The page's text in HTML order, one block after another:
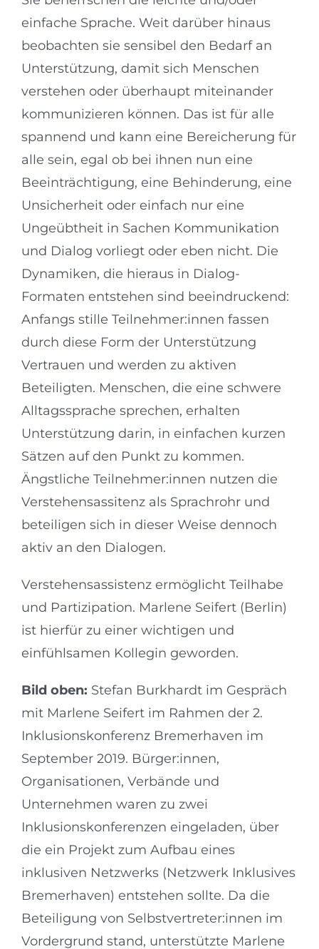
einfache Sprache. Weit darüber hinaus
beobachten sie sensibel den Bedarf an
Unterstützung, damit sich Menschen
verstehen oder überhaupt miteinander
kommunizieren können. Das ist für alle
spannend und kann eine Bereicherung für
alle sein, egal ob bei ihnen nun eine
Beeinträchtigung, eine Behinderung, eine
Unsicherheit oder einfach nur eine
Ungeübtheit in Sachen Kommunikation
und Dialog vorliegt oder eben nicht. Die
Dynamiken, die hieraus in Dialog-
Formaten entstehen sind beeindruckend:
Anfangs stille Teilnehmer:innen fassen
durch diese Form der Unterstützung
Vertrauen und werden zu aktiven
Beteiligten. Menschen, die eine schwere
Alltagssprache sprechen, erhalten
Unterstützung darin, in einfachen kurzen
Sätzen auf den Punkt zu kommen.
Ängstliche Teilnehmer:innen nutzen die
Verstehensassitenz als Sprachrohr und
beteiligen sich in dieser Weise dennoch
aktiv an den Dialogen.
Verstehensassistenz ermöglicht Teilhabe
und Partizipation. Marlene Seifert (Berlin)
ist hierfür zu einer wichtigen und
einfühlsamen Kollegin geworden.
Bild oben: Stefan Burkhardt im Gespräch
mit Marlene Seifert im Rahmen der 2.
Inklusionskonferenz Bremerhaven im
September 2019. Bürger:innen,
Organisationen, Verbände und
Unternehmen waren zu zwei
Inklusionskonferenzen eingeladen, über
die ein Projekt zum Aufbau eines
inklusiven Netzwerks (Netzwerk Inklusives
Bremerhaven) entstehen sollte. Da die
Beteiligung von Selbstvertreter:innen im
Vordergrund stand, unterstützte Marlene